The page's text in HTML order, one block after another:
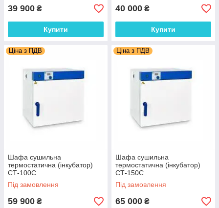
39 900 ₴
Купити
40 000 ₴
Купити
Ціна з ПДВ
Шафа сушильна
термостатична (інкубатор)
СТ-100С
Під замовлення
59 900 ₴
Ціна з ПДВ
Шафа сушильна
термостатична (інкубатор)
СТ-150С
Під замовлення
65 000 ₴